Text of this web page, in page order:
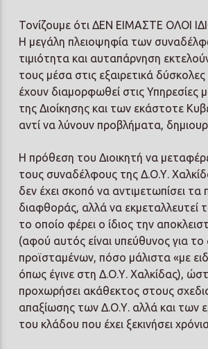
Τονίζουμε ότι ΔΕΝ ΕΙΜΑΣΤΕ ΟΛΟΙ
Η μεγάλη πλειοψηφία των
τιμιότητα και αυταπάρνηση
τους μέσα στις εξαιρετικά
έχουν διαμορφωθεί στις Υπηρεσίες
της Διοίκησης και των εκάστοτε
αντί να λύνουν προβλήματα,
Η πρόθεση του Διοικητή να
τους συναδέλφους της Δ.Ο.Υ.
δεν έχει σκοπό να αντιμετωπίσει
διαφθοράς, αλλά να εκμεταλλευτεί
το οποίο φέρει ο ίδιος την
(αφού αυτός είναι υπεύθυνος για
προϊσταμένων, πόσο μάλιστα «με
όπως έγινε στη Δ.Ο.Υ. Χαλκίδας),
προχωρήσει ακάθεκτος στους
απαξίωσης των Δ.Ο.Υ. αλλά και των
του κλάδου που έχει ξεκινήσει